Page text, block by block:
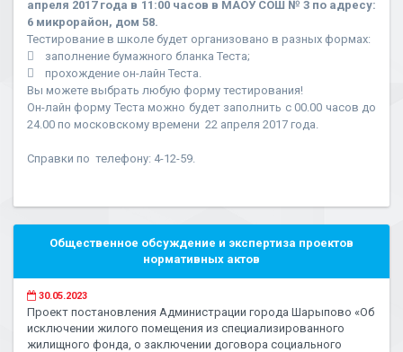
апреля 2017 года в 11:00 часов в МАОУ СОШ № 3 по адресу:
6 микрорайон, дом 58.
Тестирование в школе будет организовано в разных формах:
 заполнение бумажного бланка Теста;
 прохождение он-лайн Теста.
Вы можете выбрать любую форму тестирования!
Он-лайн форму Теста можно будет заполнить с 00.00 часов до
24.00 по московскому времени 22 апреля 2017 года.
Справки по телефону: 4-12-59.
Общественное обсуждение и экспертиза проектов
нормативных актов
30.05.2023
Проект постановления Администрации города Шарыпово «Об
исключении жилого помещения из специализированного
жилищного фонда, о заключении договора социального